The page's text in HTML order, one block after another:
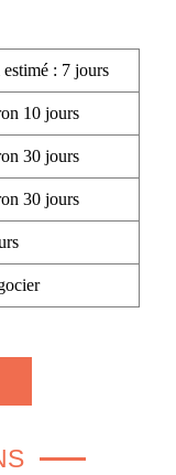
: 7 jours
10 jours
30 jours
30 jours